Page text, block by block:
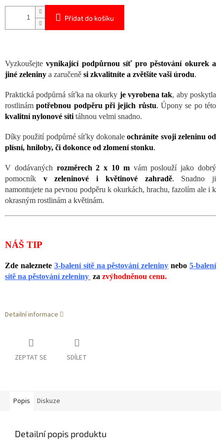
Přidat do košíku
Vyzkoušejtevynikající podpůrnou síť pro pěstování okurek a
jiné zeleniny a zaručeně si zkvalitníte a zvětšíte vaši úrodu.
Praktická podpůrná síťka na okurky je vyrobena tak, aby poskytla
rostlinámpotřebnou podpěru při jejich růstu. Úpony se po této
kvalitní nylonové síti táhnou velmi snadno.
Díky použití podpůrné síťky dokonaleochráníte svoji zeleninu od
plísní, hniloby, či dokonce od zlomení stonku.
V dodávaných rozměrech 2 x 10 mvám poslouží jako dobrý
pomocník v zeleninové i květinové zahradě. Snadno ji
namontujete na pevnou podpěru k okurkách, hrachu, fazolím ale i k
okrasným rostlinám a květinám.
NÁŠ TIP
Zde naleznete 3-balení sítě na pěstování zeleniny nebo 5-balení
sítě na pěstování zeleniny za zvýhodněnou cenu.
Detailní informace
ZEPTAT SE SDÍLET
Popis Diskuze
Detailní popis produktu